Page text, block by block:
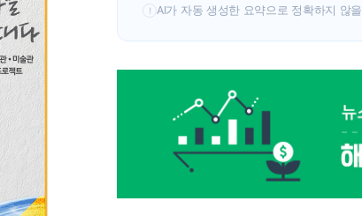
! AI가 자동 생성한 요약으로 정확하지 않